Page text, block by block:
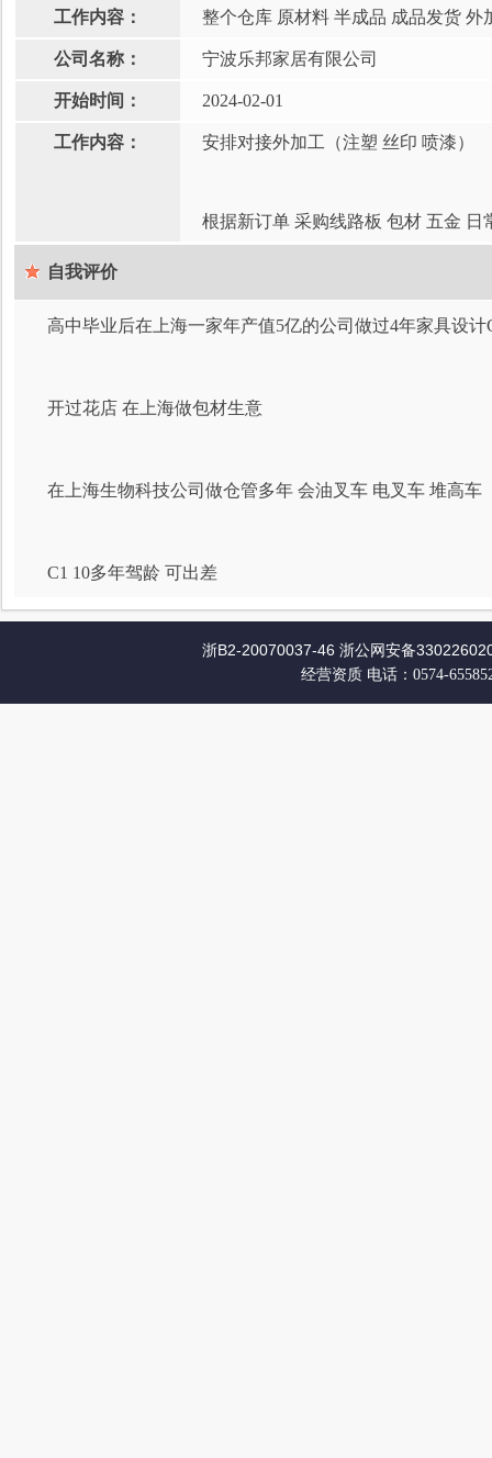
工作内容： 整个仓库 原材料 半成品 成品发货 外
公司名称： 宁波乐邦家居有限公司
开始时间： 2024-02-01
工作内容： 安排对接外加工（注塑 丝印 喷漆）
根据新订单 采购线路板 包材 五金
自我评价
高中毕业后在上海一家年产值5亿的公司做过4年家具设
开过花店 在上海做包材生意
在上海生物科技公司做仓管多年 会油叉车 电叉车 堆高车
C1 10多年驾龄 可出差
浙B2-20070037-46 浙公网安备
经营资质 电话：0574-